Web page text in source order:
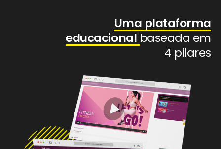
Uma plataforma
educacional baseada em
4 pilares